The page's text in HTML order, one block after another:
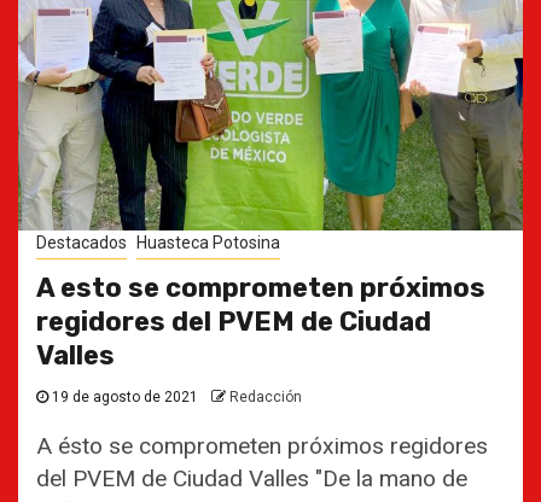
Destacados Huasteca Potosina
A esto se comprometen próximos
regidores del PVEM de Ciudad
Valles
19 de agosto de 2021 Redacción
A ésto se comprometen próximos regidores
del PVEM de Ciudad Valles "De la mano de